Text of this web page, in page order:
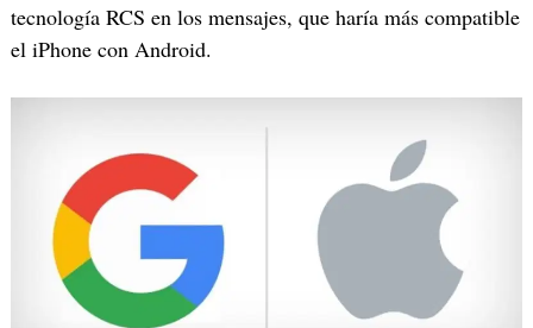
tecnología RCS en los mensajes, que haría más compatible
el iPhone con Android.